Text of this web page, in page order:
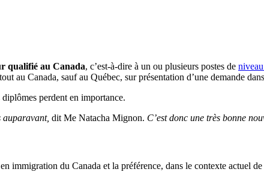
qualifié au Canada, c’est-à-dire à un ou plusieurs postes de
au Canada, sauf au Québec, sur présentation d’une demande
perdent en importance.
auparavant, dit Me Natacha Mignon. C’est donc une très bonne
immigration du Canada et la préférence, dans le contexte actuel